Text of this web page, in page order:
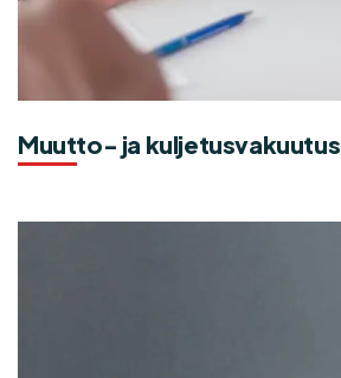
Muutto- ja kuljetusvakuutus